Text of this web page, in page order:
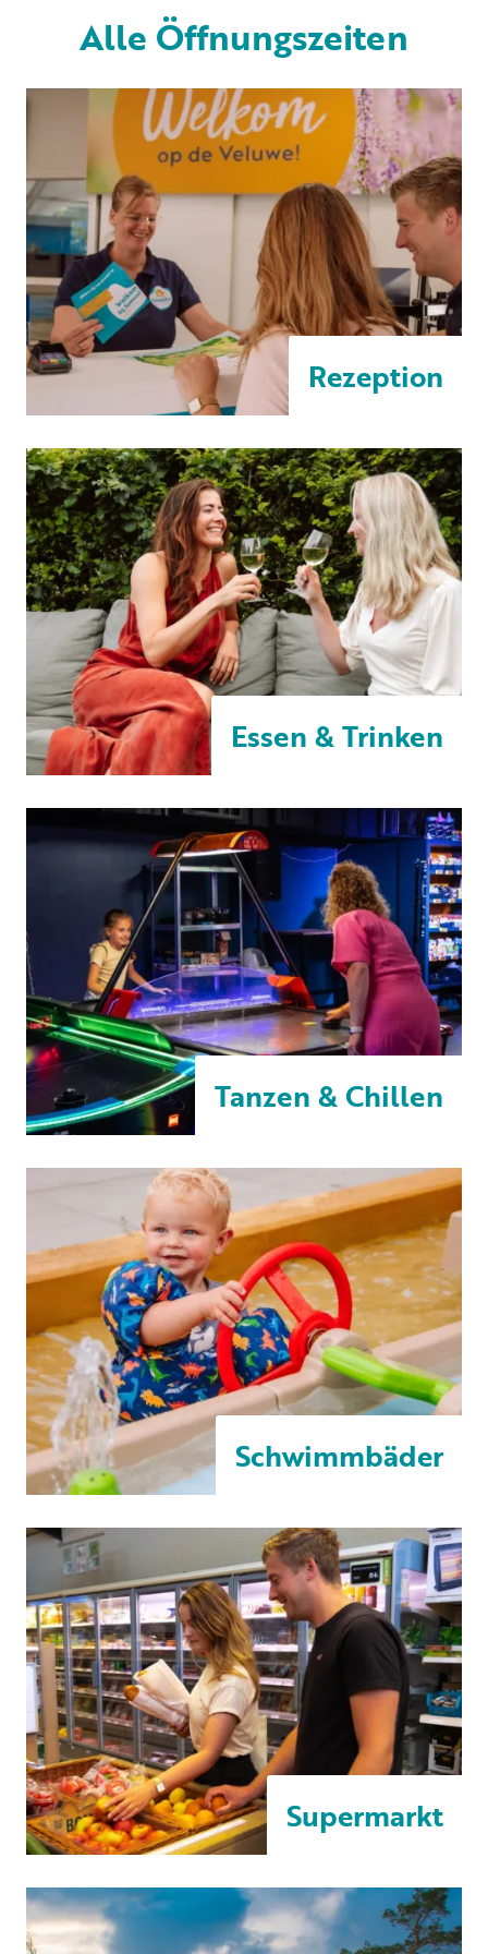
Privat vermietung
+31 (0) 577 411 283
Informationen für Gäste
Contact
Werken bij
Mein Samoza
Alle Öffnungszeiten
Rezeption
Essen & Trinken
Tanzen & Chillen
Schwimmbäder
Supermarkt